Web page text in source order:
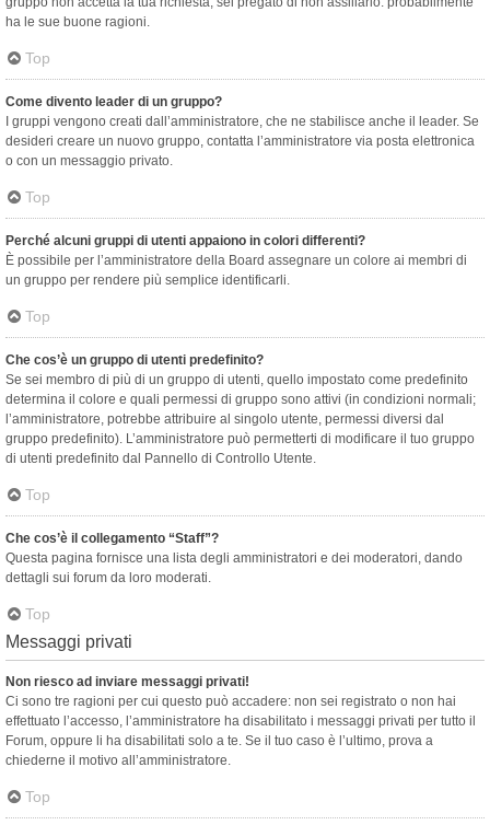
ha le sue buone ragioni.
Top
Come divento leader di un gruppo?
I gruppi vengono creati dall’amministratore, che ne stabilisce anche il leader. Se
desideri creare un nuovo gruppo, contatta l’amministratore via posta elettronica
o con un messaggio privato.
Top
Perché alcuni gruppi di utenti appaiono in colori differenti?
È possibile per l’amministratore della Board assegnare un colore ai membri di
un gruppo per rendere più semplice identificarli.
Top
Che cos’è un gruppo di utenti predefinito?
Se sei membro di più di un gruppo di utenti, quello impostato come predefinito
determina il colore e quali permessi di gruppo sono attivi (in condizioni normali;
l’amministratore, potrebbe attribuire al singolo utente, permessi diversi dal
gruppo predefinito). L’amministratore può permetterti di modificare il tuo gruppo
di utenti predefinito dal Pannello di Controllo Utente.
Top
Che cos’è il collegamento “Staff”?
Questa pagina fornisce una lista degli amministratori e dei moderatori, dando
dettagli sui forum da loro moderati.
Top
Messaggi privati
Non riesco ad inviare messaggi privati!
Ci sono tre ragioni per cui questo può accadere: non sei registrato o non hai
effettuato l’accesso, l’amministratore ha disabilitato i messaggi privati per tutto il
Forum, oppure li ha disabilitati solo a te. Se il tuo caso è l’ultimo, prova a
chiederne il motivo all’amministratore.
Top